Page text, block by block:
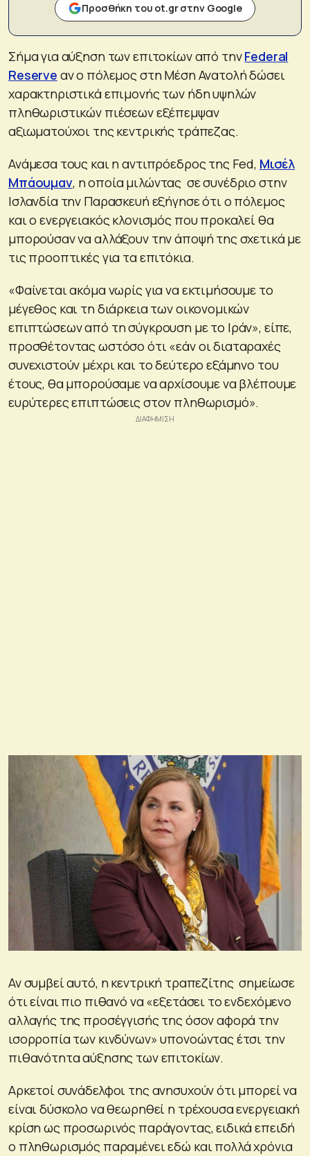
Προσθήκη του ot.gr στην Google
Σήμα για αύξηση των επιτοκίων από τηνFederal
Reserve αν ο πόλεμος στη Μέση Ανατολή δώσει
χαρακτηριστικά επιμονής των ήδη υψηλών
πληθωριστικών πιέσεων εξέπεμψαν
αξιωματούχοι της κεντρικής τράπεζας.
Ανάμεσα τους και η αντιπρόεδρος της Fed, Μισέλ
Μπάουμαν, η οποία μιλώντας σε συνέδριο στην
Ισλανδία την Παρασκευή εξήγησε ότι ο πόλεμος
και ο ενεργειακός κλονισμός που προκαλεί θα
μπορούσαν να αλλάξουν την άποψή της σχετικά με
τις προοπτικές για τα επιτόκια.
«Φαίνεται ακόμα νωρίς για να εκτιμήσουμε το
μέγεθος και τη διάρκεια των οικονομικών
επιπτώσεων από τη σύγκρουση με το Ιράν», είπε,
προσθέτοντας ωστόσο ότι «εάν οι διαταραχές
συνεχιστούν μέχρι και το δεύτερο εξάμηνο του
έτους, θα μπορούσαμε να αρχίσουμε να βλέπουμε
ευρύτερες επιπτώσεις στον πληθωρισμό».
Αν συμβεί αυτό, η κεντρική τραπεζίτης σημείωσε
ότι είναι πιο πιθανό να «εξετάσει το ενδεχόμενο
αλλαγής της προσέγγισής της όσον αφορά την
ισορροπία των κινδύνων» υπονοώντας έτσι την
πιθανότητα αύξησης των επιτοκίων.
Αρκετοί συνάδελφοι της ανησυχούν ότι μπορεί να
είναι δύσκολο να θεωρηθεί η τρέχουσα ενεργειακή
κρίση ως προσωρινός παράγοντας, ειδικά επειδή
ο πληθωρισμός παραμένει εδώ και πολλά χρόνια